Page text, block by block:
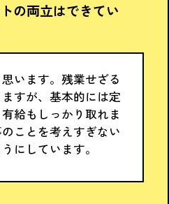
の両立はできてい
います。残業せざる
すが、基本的には定
給もしっかり取れま
ことを考えすぎない
にしています。